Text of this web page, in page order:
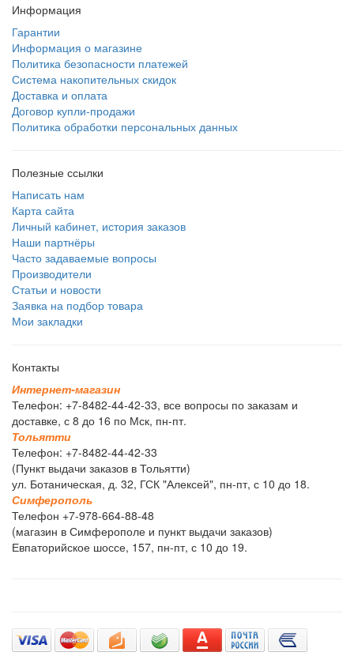
Информация
Гарантии
Информация о магазине
Политика безопасности платежей
Система накопительных скидок
Доставка и оплата
Договор купли-продажи
Политика обработки персональных данных
Полезные ссылки
Написать нам
Карта сайта
Личный кабинет, история заказов
Наши партнёры
Часто задаваемые вопросы
Производители
Статьи и новости
Заявка на подбор товара
Мои закладки
Контакты
Интернет-магазин
Телефон: +7-8482-44-42-33, все вопросы по заказам и
доставке, с 8 до 16 по Мск, пн-пт.
Тольятти
Телефон: +7-8482-44-42-33
(Пункт выдачи заказов в Тольятти)
ул. Ботаническая, д. 32, ГСК "Алексей", пн-пт, с 10 до 18.
Симферополь
Телефон +7-978-664-88-48
(магазин в Симферополе и пункт выдачи заказов)
Евпаторийское шоссе, 157, пн-пт, с 10 до 19.